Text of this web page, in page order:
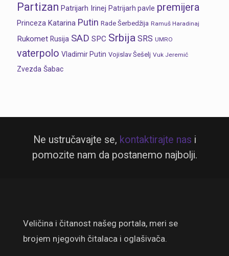
Partizan Patrijarh Irinej Patrijarh pavle premijera
Princeza Katarina Putin Rade Šerbedžija Ramuš Haradinaj
Rukomet Rusija SAD SPC Srbija SRS UMRO
vaterpolo Vladimir Putin Vojislav Šešelj Vuk Jeremić
Zvezda Šabac
Ne ustručavajte se, kontaktirajte nas i
pomozite nam da postanemo najbolji.
Veličina i čitanost našeg portala, meri se
brojem njegovih čitalaca i oglašivača.